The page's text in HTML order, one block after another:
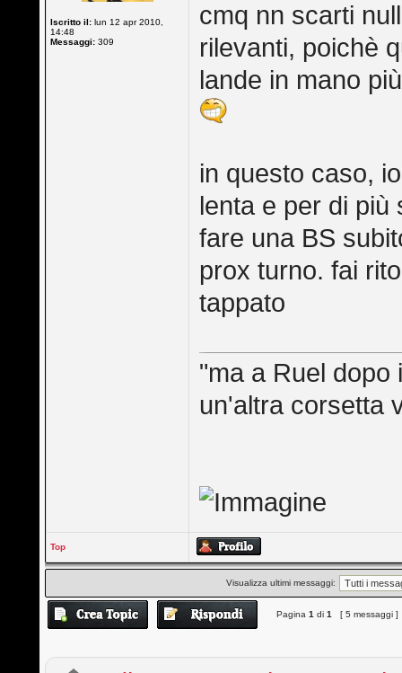
Iscritto il: lun 12 apr 2010,
14:48
Messaggi: 309
cmq nn scarti
rilevanti, poichè
lande in mano
in questo caso,
lenta e per di più
fare una BS
prox turno. fai
tappato
"ma a Ruel dopo
un'altra corsetta
Top
Visualizza ultimi messaggi:
Pagina1 di1 [ 5 messaggi ]